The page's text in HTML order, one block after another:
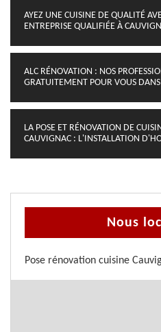
AYEZ UNE CUISINE DE QUALITÉ
ENTREPRISE QUALIFIÉE À
ALC RÉNOVATION : NOS
GRATUITEMENT POUR VOUS
LA POSE ET RÉNOVATION DE
CAUVIGNAC : L'INSTALLATION
Nous
Pose rénovation cuisine